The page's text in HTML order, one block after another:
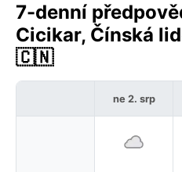
7-denní
Cicikar, Čínská
🇨🇳
ne 2. srp